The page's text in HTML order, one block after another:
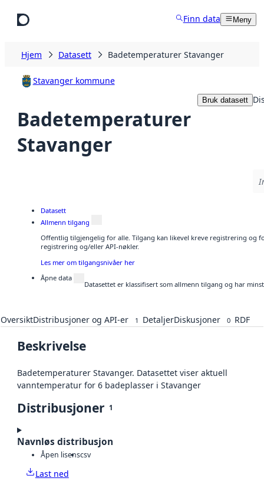
Finn data Meny
Hjem Datasett Badetemperaturer Stavanger
Stavanger kommune
Badetemperaturer
Stavanger
Bruk datasett
Datasett
Allmenn tilgang
Offentlig tilgjengelig for alle. Tilgang kan likevel kreve registrering og
registrering og/eller API-nøkler.
Les mer om tilgangsnivåer her
Åpne data
Datasettet er klassifisert som allmenn tilgang og har
OversiktDistribusjoner og API-er 1 DetaljerDiskusjoner 0 RDF
Beskrivelse
Badetemperaturer Stavanger. Datasettet viser aktuell
vanntemperatur for 6 badeplasser i Stavanger
Distribusjoner 1
Navnløs distribusjon
Åpen lisenscsv
Last ned